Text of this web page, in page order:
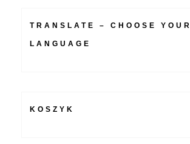
TRANSLATE – CHOOSE YOUR
LANGUAGE
KOSZYK